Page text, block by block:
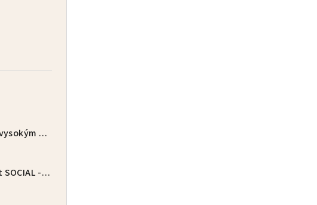
Džínsové šortky NOSSA s vysokým pásom – vanilkové
Dámsky úpletový komplet SOCIAL - sivý